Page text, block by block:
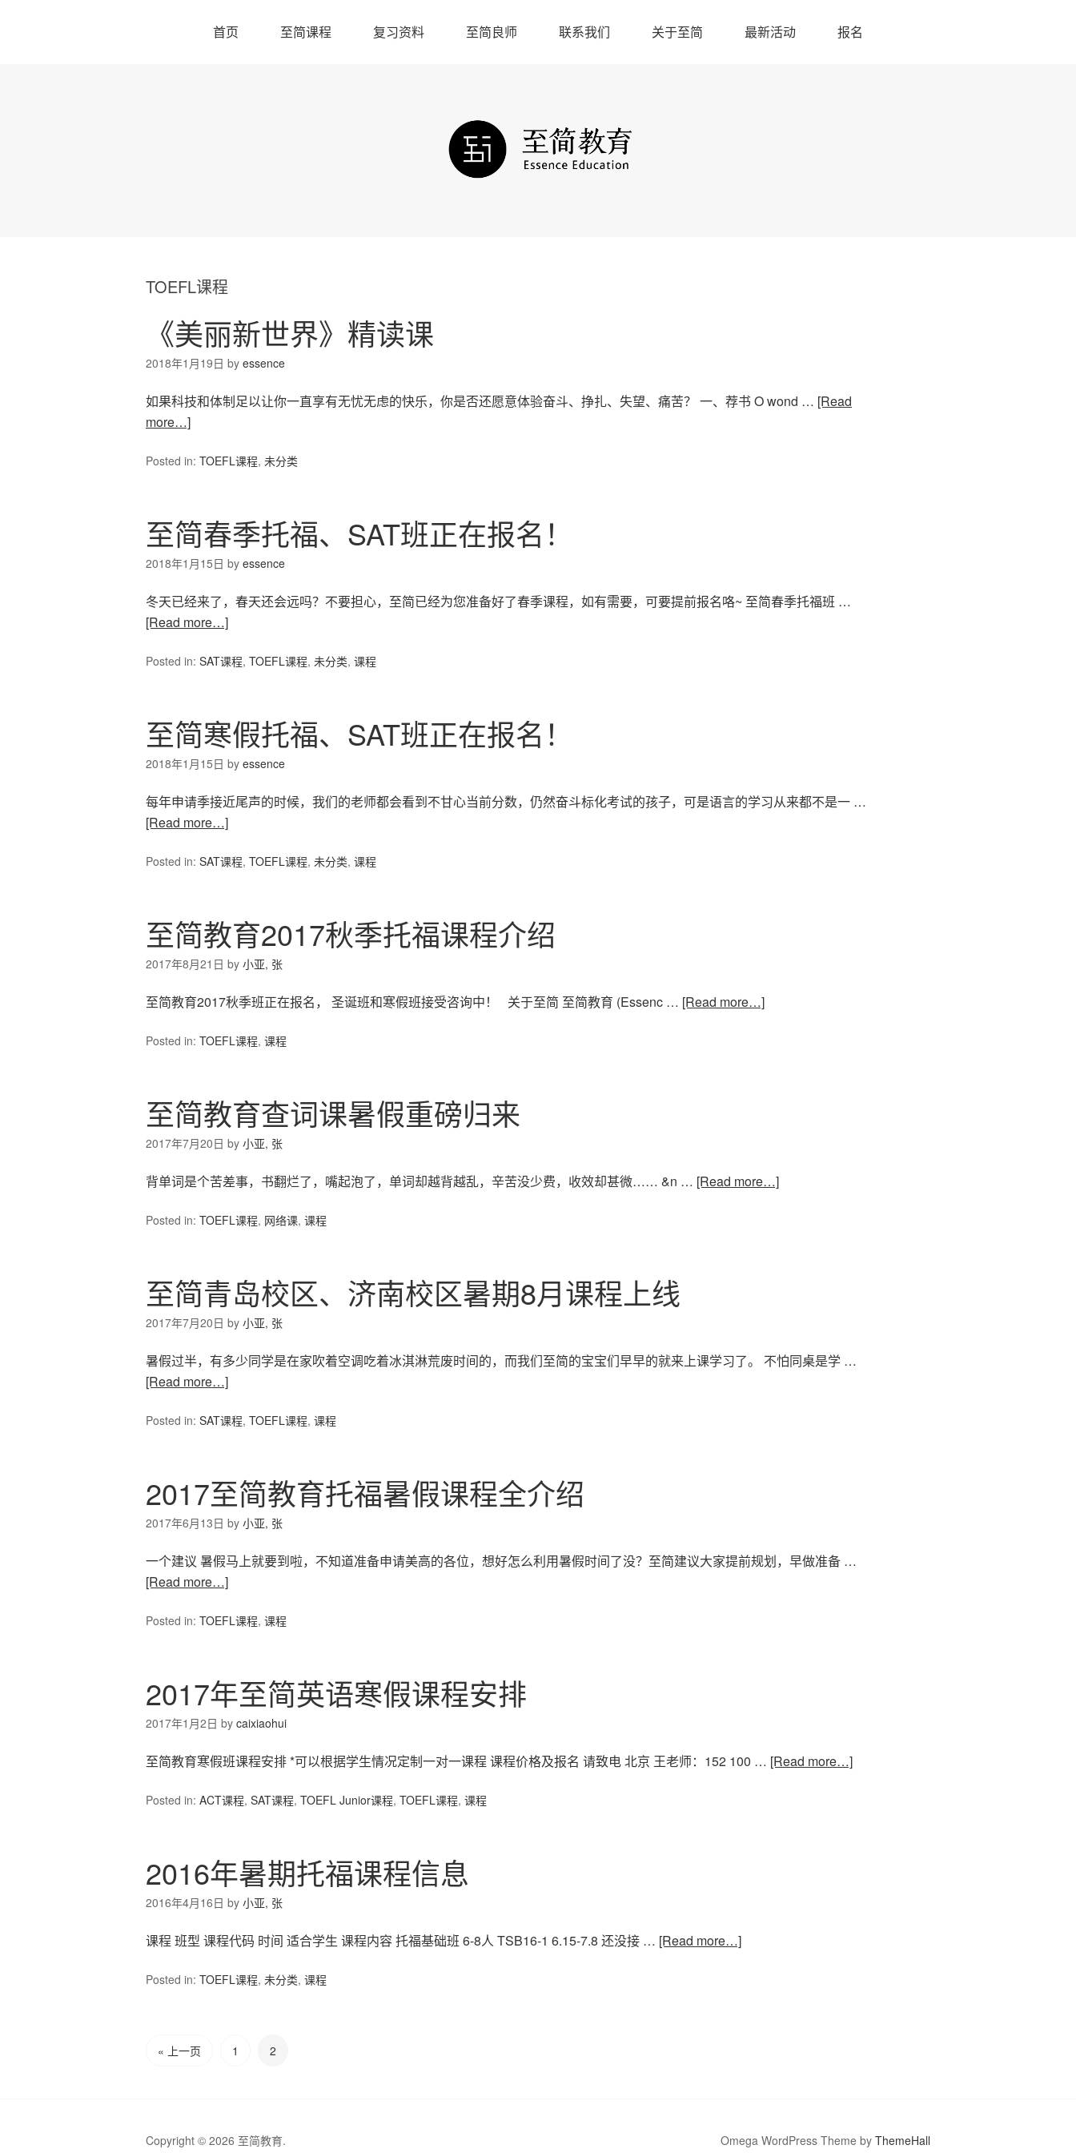
首页 至简课程 复习资料 至简良师 联系我们 关于至简 最新活动 报名
TOEFL课程
《美丽新世界》精读课
2018年1月19日 by essence
如果科技和体制足以让你一直享有无忧无虑的快乐，你是否还愿意体验奋斗、挣扎、失望、痛苦？ 一、荐书 O wond … [Read
more…]
Posted in: TOEFL课程, 未分类
至简春季托福、SAT班正在报名！
2018年1月15日 by essence
冬天已经来了，春天还会远吗？不要担心，至简已经为您准备好了春季课程，如有需要，可要提前报名咯~ 至简春季托福班 …
[Read more…]
Posted in: SAT课程, TOEFL课程, 未分类, 课程
至简寒假托福、SAT班正在报名！
2018年1月15日 by essence
每年申请季接近尾声的时候，我们的老师都会看到不甘心当前分数，仍然奋斗标化考试的孩子，可是语言的学习从来都不是一 …
[Read more…]
Posted in: SAT课程, TOEFL课程, 未分类, 课程
至简教育2017秋季托福课程介绍
2017年8月21日 by 小亚, 张
至简教育2017秋季班正在报名， 圣诞班和寒假班接受咨询中！ 关于至简 至简教育 (Essenc … [Read more…]
Posted in: TOEFL课程, 课程
至简教育查词课暑假重磅归来
2017年7月20日 by 小亚, 张
背单词是个苦差事，书翻烂了，嘴起泡了，单词却越背越乱，辛苦没少费，收效却甚微…… &n … [Read more…]
Posted in: TOEFL课程, 网络课, 课程
至简青岛校区、济南校区暑期8月课程上线
2017年7月20日 by 小亚, 张
暑假过半，有多少同学是在家吹着空调吃着冰淇淋荒废时间的，而我们至简的宝宝们早早的就来上课学习了。 不怕同桌是学 …
[Read more…]
Posted in: SAT课程, TOEFL课程, 课程
2017至简教育托福暑假课程全介绍
2017年6月13日 by 小亚, 张
一个建议 暑假马上就要到啦，不知道准备申请美高的各位，想好怎么利用暑假时间了没？至简建议大家提前规划，早做准备 …
[Read more…]
Posted in: TOEFL课程, 课程
2017年至简英语寒假课程安排
2017年1月2日 by caixiaohui
至简教育寒假班课程安排 *可以根据学生情况定制一对一课程 课程价格及报名 请致电 北京 王老师：152 100 … [Read more…]
Posted in: ACT课程, SAT课程, TOEFL Junior课程, TOEFL课程, 课程
2016年暑期托福课程信息
2016年4月16日 by 小亚, 张
课程 班型 课程代码 时间 适合学生 课程内容 托福基础班 6-8人 TSB16-1 6.15-7.8 还没接 … [Read more…]
Posted in: TOEFL课程, 未分类, 课程
« 上一页 1 2
Copyright © 2026 至简教育. Omega WordPress Theme by ThemeHall